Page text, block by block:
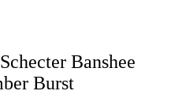
Banshee
Burst